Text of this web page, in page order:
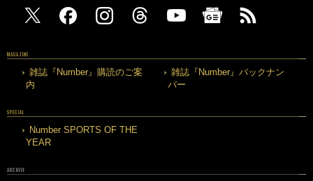
MAGAZINE
雑誌『Number』購読のご案
内
雑誌『Number』バックナン
バー
SPECIAL
Number SPORTS OF THE
YEAR
ARCHIVE